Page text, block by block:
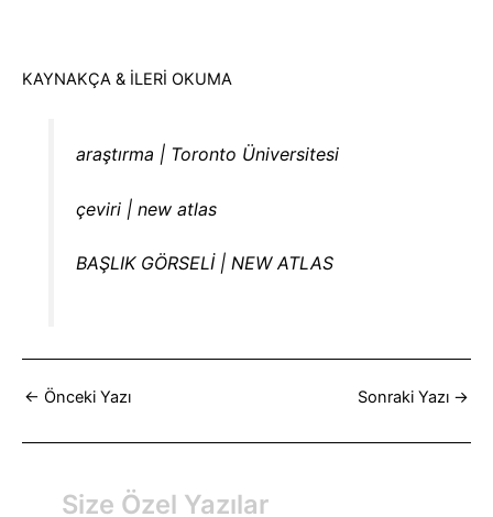
KAYNAKÇA & İLERİ OKUMA
araştırma | Toronto Üniversitesi
çeviri | new atlas
BAŞLIK GÖRSELİ | NEW ATLAS
← Önceki Yazı Sonraki Yazı →
Size Özel Yazılar